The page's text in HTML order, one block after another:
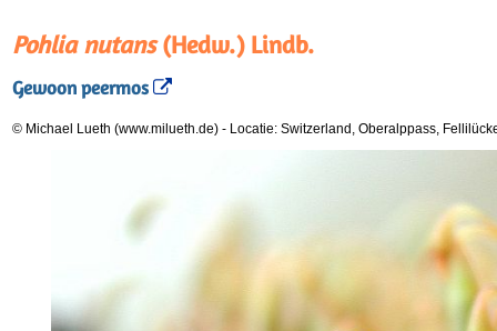
Pohlia nutans(Hedw.) Lindb.
Gewoon peermos
© Michael Lueth (www.milueth.de) - Locatie: Switzerland, Oberalppass,